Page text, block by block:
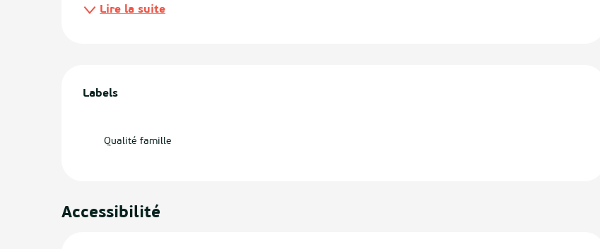
Lire la suite
Labels
Labels
Qualité famille
Accessibilité